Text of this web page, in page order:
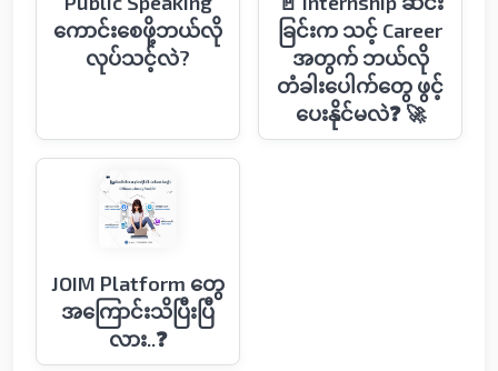
ကောင်းစေဖို့ဘယ်လို
လုပ်သင့်လဲ?
ခြင်းက သင့် Career
အတွက် ဘယ်လို
တံခါးပေါက်တွေ ဖွင့်
ပေးနိုင်မလဲ❓ 🚀
JOIM Platform တွေ
အကြောင်းသိပြီးပြီ
လား..❓